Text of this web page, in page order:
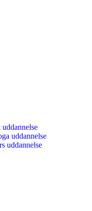
uddannelse
uddannelse